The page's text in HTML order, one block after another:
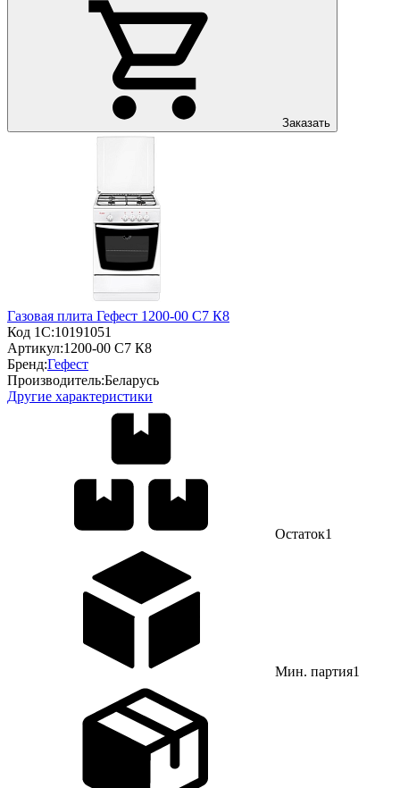
Заказать
Газовая плита Гефест 1200-00 С7 К8
Код 1С:10191051
Артикул:1200-00 С7 К8
Бренд:Гефест
Производитель:Беларусь
Другие характеристики
Остаток1
Мин. партия1